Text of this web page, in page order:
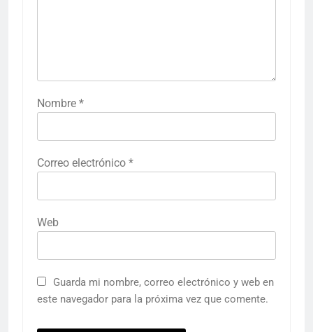
Nombre *
Correo electrónico *
Web
Guarda mi nombre, correo electrónico y web en
este navegador para la próxima vez que comente.